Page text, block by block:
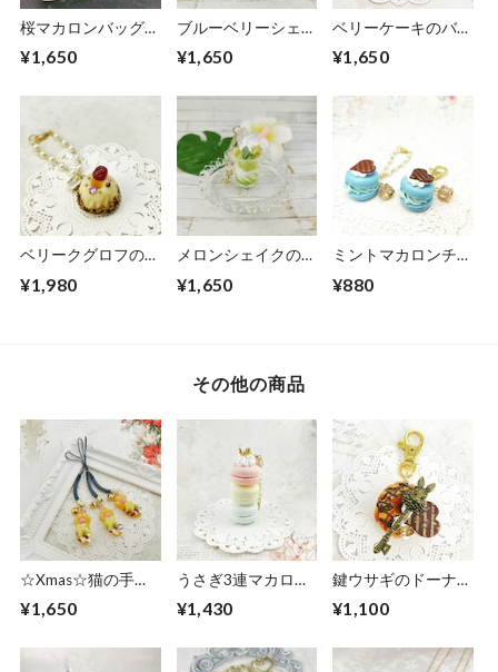
桜マカロンバッグチ
ャーム
¥1,650
ブルーベリーシェイ
クのバッグチャーム
¥1,650
ベリーケーキのバッ
グチャーム
¥1,650
ベリークグロフのバ
¥1,980
メロンシェイクのバ
¥1,650
ミントマカロンチャ
¥880
その他の商品
☆Xmas☆猫の手根
付【猫に願いを】ト
ラちゃん3種セット
¥1,650
うさぎ3連マカロン
バッグチャーム
¥1,430
鍵ウサギのドーナッ
ツキーホルダー
¥1,100